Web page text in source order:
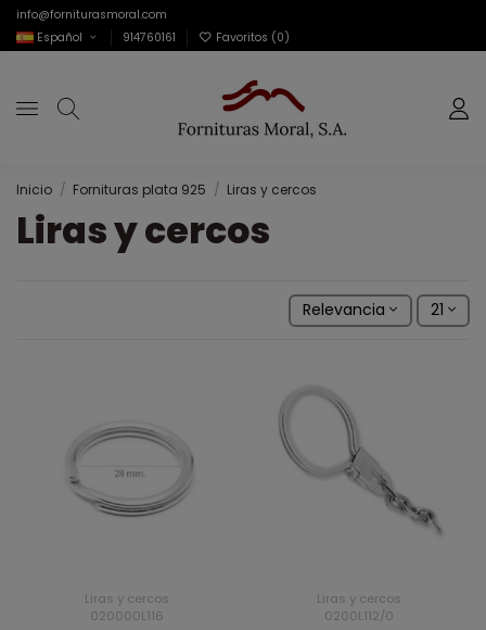
info@forniturasmoral.com
Español
914760161 Favoritos (0)
Inicio Fornituras plata 925 Liras y cercos
Liras y cercos
Relevancia 21
Liras y cercos
020000L116
Liras y cercos
0200L112/0